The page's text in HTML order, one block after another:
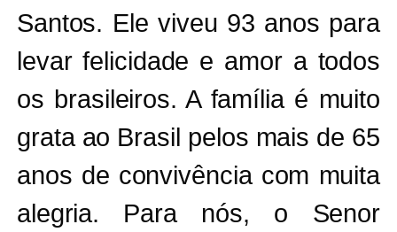
Santos. Ele viveu 93 anos para
levar felicidade e amor a todos
os brasileiros. A família é muito
grata ao Brasil pelos mais de 65
anos de convivência com muita
alegria. Para nós, o Senor